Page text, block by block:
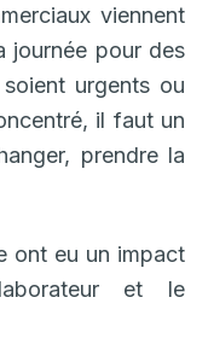
viennent
journée pour des
urgents ou
il faut un
prendre la
ont eu un impact
et le